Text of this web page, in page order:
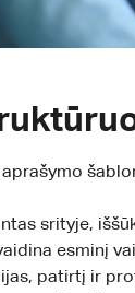
srityje,
esminį
patirtį ir